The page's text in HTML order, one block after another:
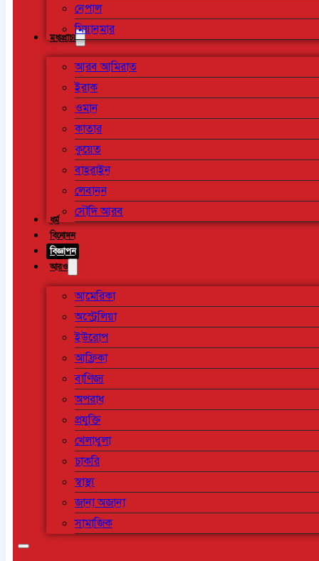
নেপাল
মিয়ানমার
মধ্যপ্রাচ্য
আরব আমিরাত
ইরাক
ওমান
কাতার
কুয়েত
বাহরাইন
লেবানন
সৌদি আরব
ধর্ম
বিনোদন
বিজ্ঞাপন
আরও
আমেরিকা
অস্ট্রেলিয়া
ইউরোপ
আফ্রিকা
বাণিজ্য
অপরাধ
প্রযুক্তি
খেলাধুলা
চাকরি
স্বাস্থ্য
জানা অজানা
সামাজিক